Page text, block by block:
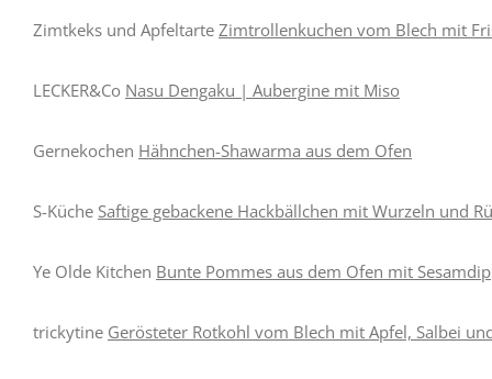
Zimtkeks und Apfeltarte Zimtrollenkuchen vom Blech mit
LECKER&Co Nasu Dengaku | Aubergine mit Miso
Gernekochen Hähnchen-Shawarma aus dem Ofen
S-Küche Saftige gebackene Hackbällchen mit Wurzeln und
Ye Olde Kitchen Bunte Pommes aus dem Ofen mit Sesamdip
trickytine Gerösteter Rotkohl vom Blech mit Apfel, Salbei